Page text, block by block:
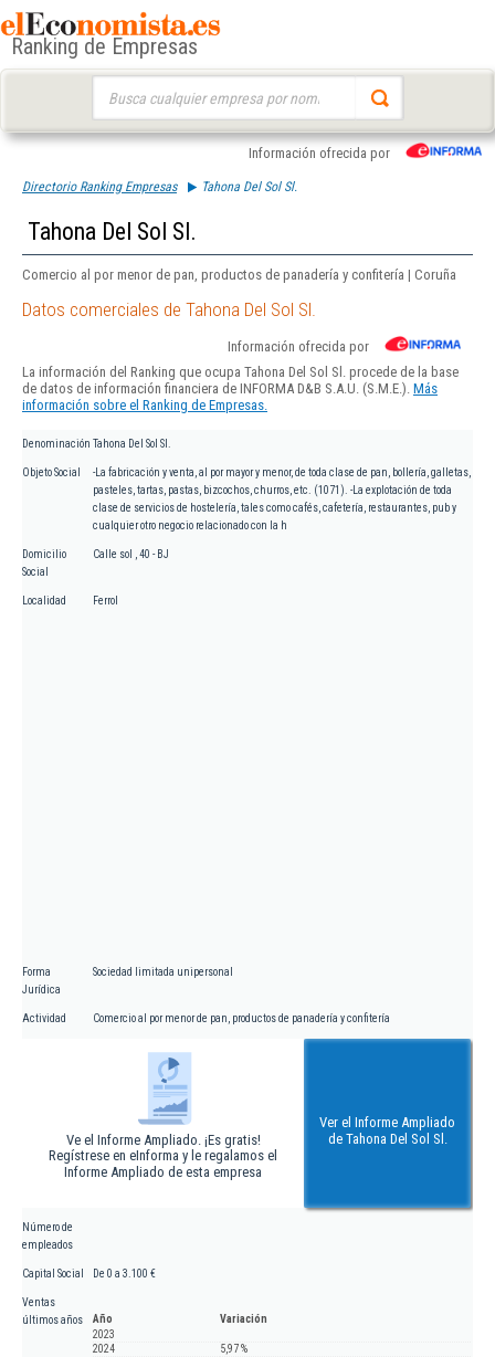
Ranking de Empresas
Información ofrecida por
Directorio Ranking Empresas Tahona Del Sol Sl.
Tahona Del Sol Sl.
Comercio al por menor de pan, productos de panadería y confitería | Coruña
Datos comerciales de Tahona Del Sol Sl.
Información ofrecida por
La información del Ranking que ocupa Tahona Del Sol Sl. procede de la base
de datos de información financiera de INFORMA D&B S.A.U. (S.M.E.). Más
información sobre el Ranking de Empresas.
Denominación Tahona Del Sol Sl.
Objeto Social
-La fabricación y venta, al por mayor y menor, de toda clase de pan, bollería, galletas,
pasteles, tartas, pastas, bizcochos, churros, etc. (1071). -La explotación de toda
clase de servicios de hostelería, tales como cafés, cafetería, restaurantes, pub y
cualquier otro negocio relacionado con la h
Domicilio
Social
Calle sol , 40 - BJ
Localidad Ferrol
Forma
Jurídica
Sociedad limitada unipersonal
Actividad Comercio al por menor de pan, productos de panadería y confitería
Ve el Informe Ampliado. ¡Es gratis!
Regístrese en eInforma y le regalamos el
Informe Ampliado de esta empresa
Ver el Informe Ampliado
de Tahona Del Sol Sl.
Número de
empleados
Capital Social De 0 a 3.100 €
Ventas
últimos años
Año
Variación
2023
2024
5,97 %